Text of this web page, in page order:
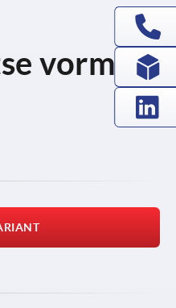
vorm